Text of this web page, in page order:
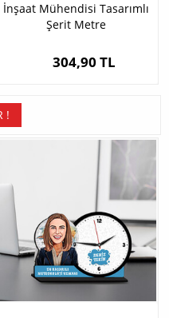
İnşaat Mühendisi Tasarımlı
Şerit Metre
304,90 TL
!